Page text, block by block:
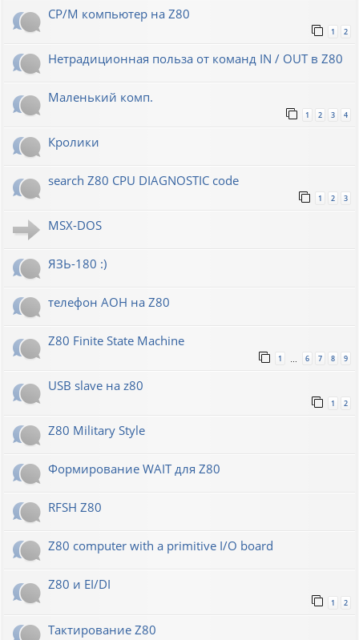
CP/M компьютер на Z80
1 2
Нетрадиционная польза от команд IN / OUT в Z80
Маленький комп.
1 2 3 4
Кролики
search Z80 CPU DIAGNOSTIC code
1 2 3
MSX-DOS
ЯЗЬ-180 :)
телефон АОН на Z80
Z80 Finite State Machine
1 … 6 7 8 9
USB slave на z80
1 2
Z80 Military Style
Формирование WAIT для Z80
RFSH Z80
Z80 computer with a primitive I/O board
Z80 и EI/DI
1 2
Тактирование Z80